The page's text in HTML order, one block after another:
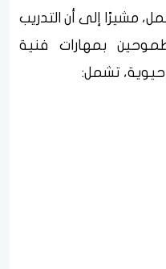
مشيرًا إلى أن التدريب
بمهارات فنية
تشمل: